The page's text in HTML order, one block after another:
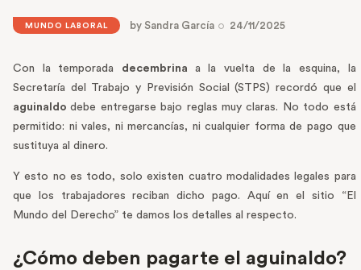
MUNDO LABORAL bySandra García 24/11/2025
Con la temporada decembrina a la vuelta de la esquina, la
Secretaría del Trabajo y Previsión Social (STPS) recordó que el
aguinaldodebe entregarse bajo reglas muy claras. No todo está
permitido: ni vales, ni mercancías, ni cualquier forma de pago que
sustituya al dinero.
Y esto no es todo, solo existen cuatro modalidades legales para
que los trabajadores reciban dicho pago. Aquí en el sitio “El
Mundo del Derecho” te damos los detalles al respecto.
¿Cómo deben pagarte el aguinaldo?